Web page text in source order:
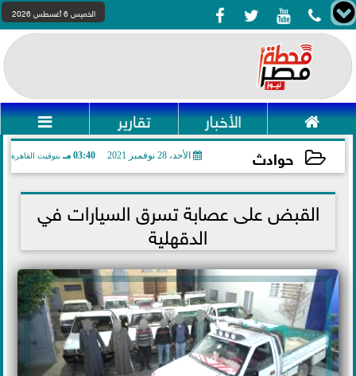
    الخميس 6 أغسطس 2026
 الأخبار تقارير 
حوادث الأحد، 28 نوفمبر 2021 03:40 مـ بتوقيت القاهرة
2021-11-28 15:40:03القبض على عصابة تسرق السيارات في
الدقهلية